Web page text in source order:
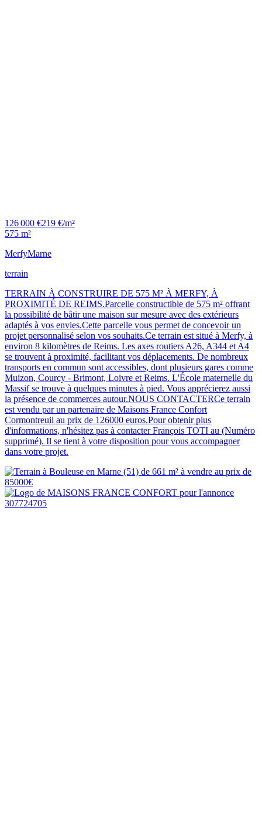
126 000 €219 €/m²
575 m²
MerfyMarne
terrain
TERRAIN À CONSTRUIRE DE 575 M² À MERFY, À
PROXIMITÉ DE REIMS.Parcelle constructible de 575 m² offrant
la possibilité de bâtir une maison sur mesure avec des extérieurs
adaptés à vos envies.Cette parcelle vous permet de concevoir un
projet personnalisé selon vos souhaits.Ce terrain est situé à Merfy, à
environ 8 kilomètres de Reims. Les axes routiers A26, A344 et A4
se trouvent à proximité, facilitant vos déplacements. De nombreux
transports en commun sont accessibles, dont plusieurs gares comme
Muizon, Courcy - Brimont, Loivre et Reims. L'École maternelle du
Massif se trouve à quelques minutes à pied. Vous apprécierez aussi
la présence de commerces autour.NOUS CONTACTERCe terrain
est vendu par un partenaire de Maisons France Confort
Cormontreuil au prix de 126000 euros.Pour obtenir plus
d'informations, n'hésitez pas à contacter François TOTI au (Numéro
supprimé). Il se tient à votre disposition pour vous accompagner
dans votre projet.